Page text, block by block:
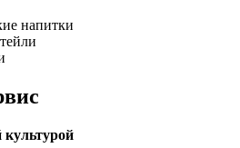
напитки